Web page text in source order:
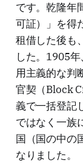
です。乾隆年
可証）」を得
租借した後も
した。1905
用主義的な判
官契（Block
義で一括登記
ではなく一族
国（国の中の
なりました。